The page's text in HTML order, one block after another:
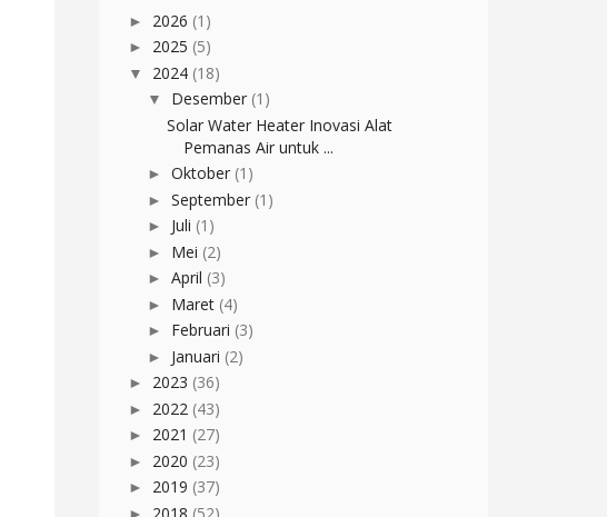
► 2026 (1)
► 2025 (5)
▼ 2024 (18)
▼ Desember (1)
Solar Water Heater Inovasi Alat
Pemanas Air untuk ...
► Oktober (1)
► September (1)
► Juli (1)
► Mei (2)
► April (3)
► Maret (4)
► Februari (3)
► Januari (2)
► 2023 (36)
► 2022 (43)
► 2021 (27)
► 2020 (23)
► 2019 (37)